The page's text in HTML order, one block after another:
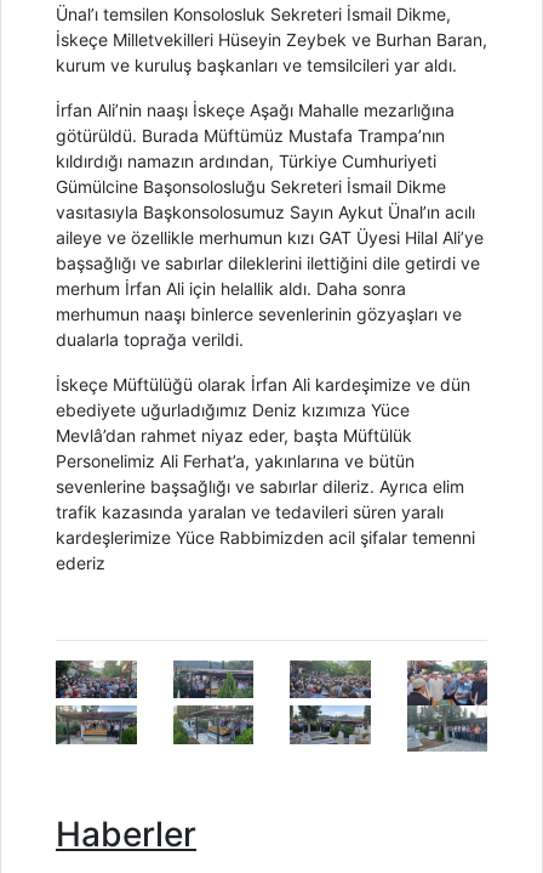
Ünal’ı temsilen Konsolosluk Sekreteri İsmail Dikme,
İskeçe Milletvekilleri Hüseyin Zeybek ve Burhan Baran,
kurum ve kuruluş başkanları ve temsilcileri yar aldı.
İrfan Ali’nin naaşı İskeçe Aşağı Mahalle mezarlığına
götürüldü. Burada Müftümüz Mustafa Trampa’nın
kıldırdığı namazın ardından, Türkiye Cumhuriyeti
Gümülcine Başonsolosluğu Sekreteri İsmail Dikme
vasıtasıyla Başkonsolosumuz Sayın Aykut Ünal’ın acılı
aileye ve özellikle merhumun kızı GAT Üyesi Hilal Ali’ye
başsağlığı ve sabırlar dileklerini ilettiğini dile getirdi ve
merhum İrfan Ali için helallik aldı. Daha sonra
merhumun naaşı binlerce sevenlerinin gözyaşları ve
dualarla toprağa verildi.
İskeçe Müftülüğü olarak İrfan Ali kardeşimize ve dün
ebediyete uğurladığımız Deniz kızımıza Yüce
Mevlâ’dan rahmet niyaz eder, başta Müftülük
Personelimiz Ali Ferhat’a, yakınlarına ve bütün
sevenlerine başsağlığı ve sabırlar dileriz. Ayrıca elim
trafik kazasında yaralan ve tedavileri süren yaralı
kardeşlerimize Yüce Rabbimizden acil şifalar temenni
ederiz
Haberler